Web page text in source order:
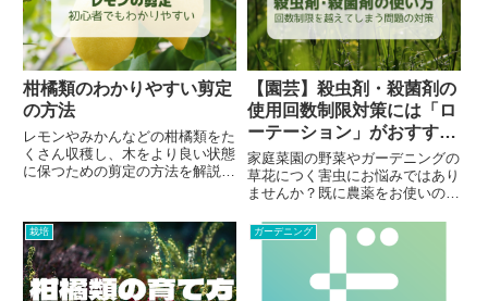
柑橘類のわかりやすい剪定
の方法
レモンやみかんなどの柑橘類をた
くさん収穫し、木をより良い状態
に保つための剪定の方法を解説し
めた記事はこちら。春（3月～6
月）にやることまとめ夏（7月～
8月）にやることまとめ秋（9月...
【園芸】殺虫剤・殺菌剤の
使用回数制限対策には「ロ
ーテーション」がおすす
め！
家庭菜園の野菜やガーデニングの
草花につく害虫にお悩みではあり
ませんか？既に農薬をお使いの方
てしまう」「あまり効き目がな
い」と困っていませんか？家庭菜
策をするには農薬の使用が欠かせ
栽培 ガーデニング